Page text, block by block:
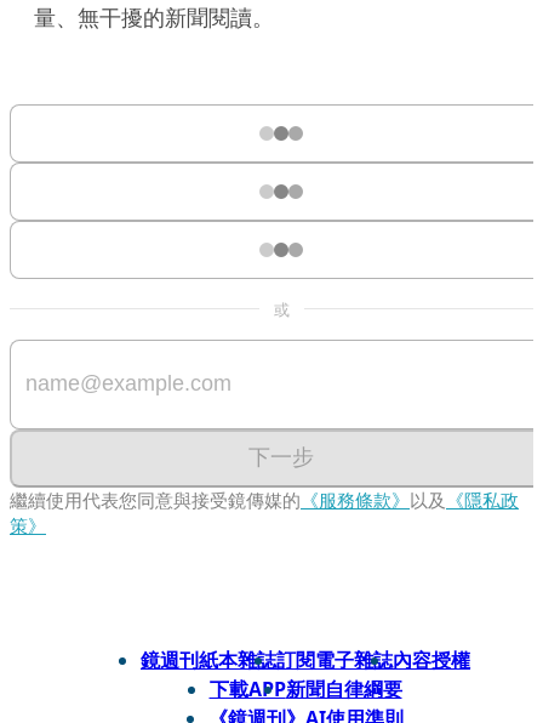
量、無干擾的新聞閱讀。
或
下一步
繼續使用代表您同意與接受鏡傳媒的 《服務條款》 以及 《隱私政
策》
鏡週刊紙本雜誌訂閱電子雜誌內容授權
下載APP新聞自律綱要